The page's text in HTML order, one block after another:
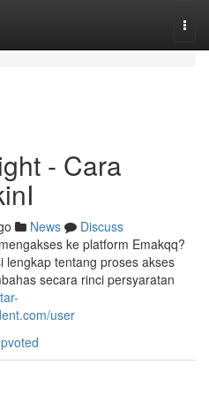
- Cara
News
Discuss
ke platform Emakqq?
lengkap tentang proses akses
secara rinci persyaratan
user